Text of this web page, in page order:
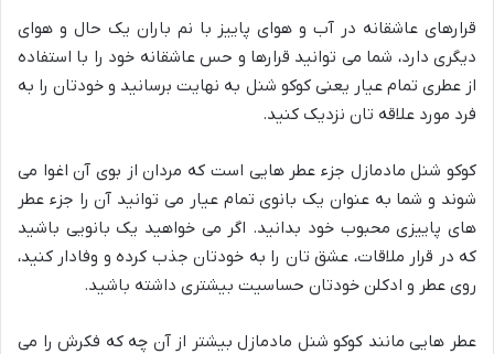
قرارهای عاشقانه در آب و هوای پاییز با نم باران یک حال و هوای
دیگری دارد، شما می توانید قرارها و حس عاشقانه خود را با استفاده
از عطری تمام عیار یعنی کوکو شنل به نهایت برسانید و خودتان را به
فرد مورد علاقه تان نزدیک کنید.
کوکو شنل مادمازل جزء عطر هایی است که مردان از بوی آن اغوا می
شوند و شما به عنوان یک بانوی تمام عیار می توانید آن را جزء عطر
های پاییزی محبوب خود بدانید. اگر می خواهید یک بانویی باشید
که در قرار ملاقات، عشق تان را به خودتان جذب کرده و وفادار کنید،
روی عطر و ادکلن خودتان حساسیت بیشتری داشته باشید.
عطر هایی مانند کوکو شنل مادمازل بیشتر از آن چه که فکرش را می